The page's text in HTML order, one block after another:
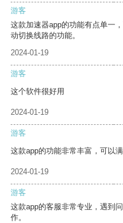
游客
这款加速器app的功能有点单一
动切换线路的功能。
2024-01-19
游客
这个软件很好用
2024-01-19
游客
这款app的功能非常丰富，可以
2024-01-19
游客
这款app的客服非常专业，遇到
作。